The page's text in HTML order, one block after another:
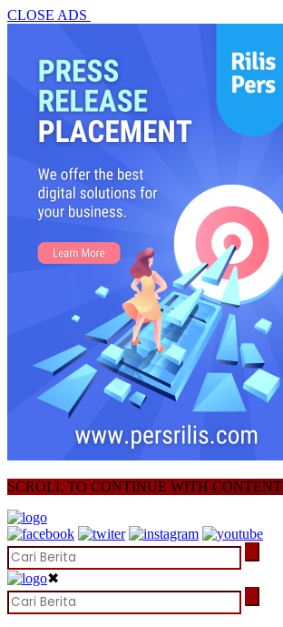
CLOSE ADS
SCROLL TO CONTINUE WITH CONTENT
✖